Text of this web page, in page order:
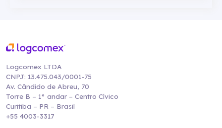
Logcomex LTDA
CNPJ: 13.475.043/0001-75
Av. Cândido de Abreu, 70
Torre B – 1° andar – Centro Cívico
Curitiba – PR – Brasil
+55 4003-3317